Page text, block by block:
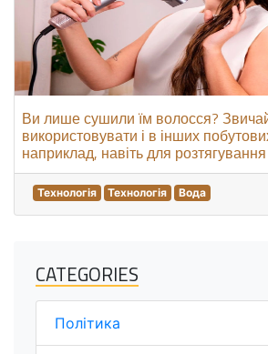
Ви лише сушили їм волосся?
використовувати і в інших
наприклад, навіть для розтягування
Технологія Технологія Вода
CATEGORIES
Політика